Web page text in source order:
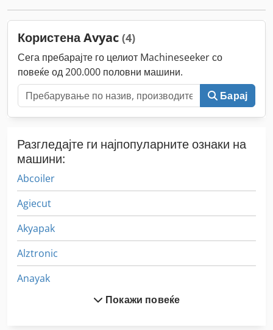
Користена Avyac (4)
Сега пребарајте го целиот Machineseeker со
повеќе од 200.000 половни машини.
Барај
Разгледајте ги најпопуларните ознаки на
машини:
Abcoiler
Agiecut
Akyapak
Alztronic
Anayak
Покажи повеќе